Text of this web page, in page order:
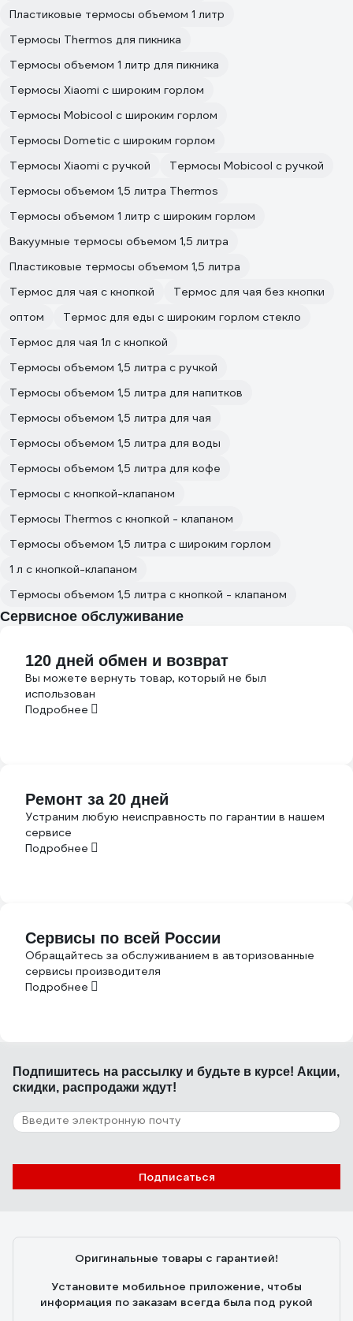
Пластиковые термосы объемом 1 литр
Термосы Thermos для пикника
Термосы объемом 1 литр для пикника
Термосы Xiaomi с широким горлом
Термосы Mobicool с широким горлом
Термосы Dometic с широким горлом
Термосы Xiaomi с ручкой
Термосы Mobicool с ручкой
Термосы объемом 1,5 литра Thermos
Термосы объемом 1 литр с широким горлом
Вакуумные термосы объемом 1,5 литра
Пластиковые термосы объемом 1,5 литра
Термос для чая с кнопкой
Термос для чая без кнопки
оптом
Термос для еды с широким горлом стекло
Термос для чая 1л с кнопкой
Термосы объемом 1,5 литра с ручкой
Термосы объемом 1,5 литра для напитков
Термосы объемом 1,5 литра для чая
Термосы объемом 1,5 литра для воды
Термосы объемом 1,5 литра для кофе
Термосы с кнопкой-клапаном
Термосы Thermos с кнопкой - клапаном
Термосы объемом 1,5 литра с широким горлом
1 л с кнопкой-клапаном
Термосы объемом 1,5 литра с кнопкой - клапаном
Сервисное обслуживание
120 дней обмен и возврат
Вы можете вернуть товар, который не был
использован
Подробнее
Ремонт за 20 дней
Устраним любую неисправность по гарантии в нашем
сервисе
Подробнее
Сервисы по всей России
Обращайтесь за обслуживанием в авторизованные
сервисы производителя
Подробнее
Подпишитесь на рассылку и будьте в курсе! Акции,
скидки, распродажи ждут!
Подписаться
Оригинальные товары с гарантией!
Установите мобильное приложение, чтобы
информация по заказам всегда была под рукой